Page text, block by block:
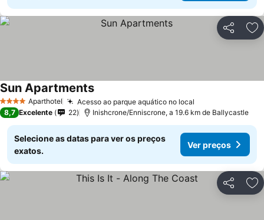
Partilhar
4 EstrelasAparthotel Acesso ao parque aquático no local
Sun ApartmentsVer preços
8,7 Excelente 22 Inishcrone/Enniscrone, a 19.6 km de Ballycastle
Selecione as datas para ver os preços
exatos.
Ver preços
Partilhar